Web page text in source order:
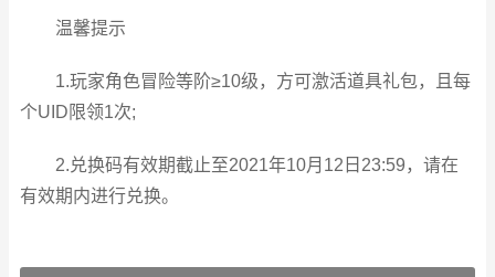
温馨提示
1.玩家角色冒险等阶≥10级，方可激活道具礼包，且每
个UID限领1次;
2.兑换码有效期截止至2021年10月12日23:59，请在
有效期内进行兑换。